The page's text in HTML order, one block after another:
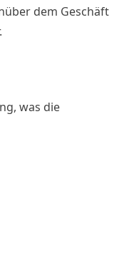
dem Geschäft
was die